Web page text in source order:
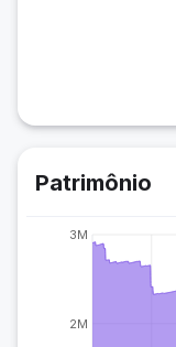
Patrimônio
2M
3M